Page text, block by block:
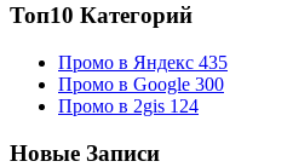
Топ10 Категорий
Промо в Яндекс 435
Промо в Google 300
Промо в 2gis 124
Новые Записи